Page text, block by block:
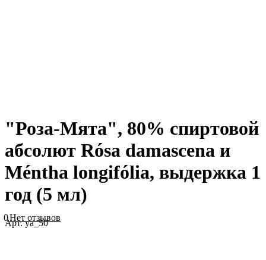
"Роза-Мята", 80% спиртовой
абсолют Rósa damascena и
Méntha longifólia, выдержка 1
год (5 мл)
0Нет отзывов
Арт.ya_50